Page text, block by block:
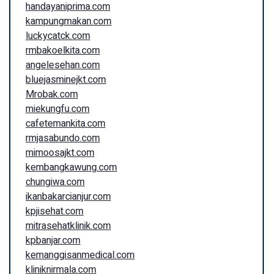
handayaniprima.com
kampungmakan.com
luckycatck.com
rmbakoelkita.com
angelesehan.com
bluejasminejkt.com
Mrobak.com
miekungfu.com
cafetemankita.com
rmjasabundo.com
mimoosajkt.com
kembangkawung.com
chungiwa.com
ikanbakarcianjur.com
kpjisehat.com
mitrasehatklinik.com
kpbanjar.com
kemanggisanmedical.com
kliniknirmala.com